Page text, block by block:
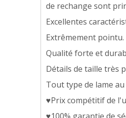
de rechange sont
Excellentes
Extrêmement pointu.
Qualité forte et
Détails de taille très
Tout type de lame au
♥Prix compétitif de